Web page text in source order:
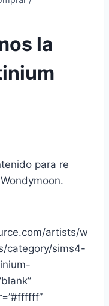
la
para re
artists/w
category/sims4-